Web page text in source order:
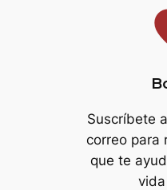
Suscríbete
correo para
que te